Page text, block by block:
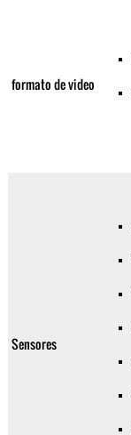
formato de video
Sensores